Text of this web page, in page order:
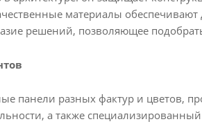
материалы обеспечивают
решений, позволяющее
панели разных фактур и цветов,
а также